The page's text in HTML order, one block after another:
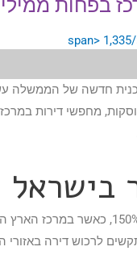
בפחות
1,335
חדשה של הממשלה
מחפשי דירות
בישראל
בעשור האחרון, מחירי הדיור בישראל
לרכוש דירה באזורי